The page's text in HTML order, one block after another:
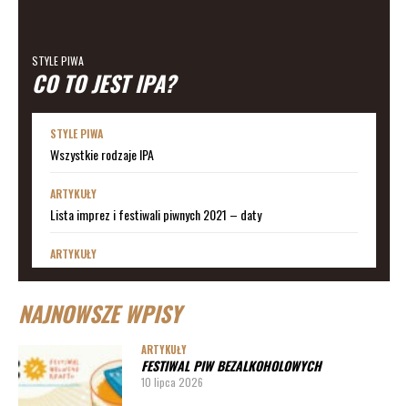
STYLE PIWA
CO TO JEST IPA?
STYLE PIWA
Wszystkie rodzaje IPA
ARTYKUŁY
Lista imprez i festiwali piwnych 2021 – daty
ARTYKUŁY
ARTYKUŁY
ARTYKUŁY
Lista imprez i festiwali piwnych 2020 – miasta
NAJNOWSZE WPISY
ARTYKUŁY
FESTIWAL PIW BEZALKOHOLOWYCH
10 lipca 2026